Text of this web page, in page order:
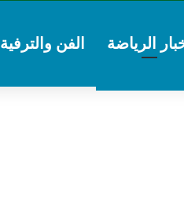
الرياضة الفن والترفية